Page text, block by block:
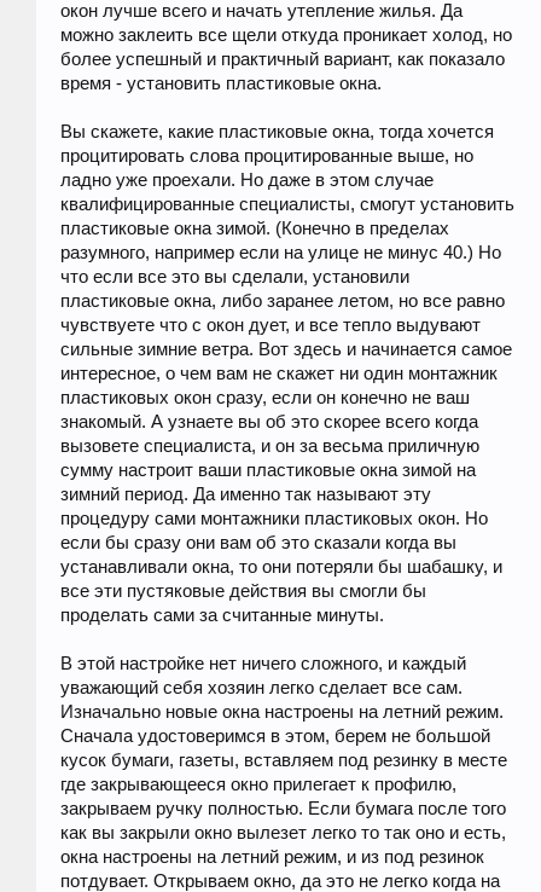
окон лучше всего и начать утепление жилья. Да
можно заклеить все щели откуда проникает холод, но
более успешный и практичный вариант, как показало
время - установить пластиковые окна.
Вы скажете, какие пластиковые окна, тогда хочется
процитировать слова процитированные выше, но
ладно уже проехали. Но даже в этом случае
квалифицированные специалисты, смогут установить
пластиковые окна зимой. (Конечно в пределах
разумного, например если на улице не минус 40.) Но
что если все это вы сделали, установили
пластиковые окна, либо заранее летом, но все равно
чувствуете что с окон дует, и все тепло выдувают
сильные зимние ветра. Вот здесь и начинается самое
интересное, о чем вам не скажет ни один монтажник
пластиковых окон сразу, если он конечно не ваш
знакомый. А узнаете вы об это скорее всего когда
вызовете специалиста, и он за весьма приличную
сумму настроит ваши пластиковые окна зимой на
зимний период. Да именно так называют эту
процедуру сами монтажники пластиковых окон. Но
если бы сразу они вам об это сказали когда вы
устанавливали окна, то они потеряли бы шабашку, и
все эти пустяковые действия вы смогли бы
проделать сами за считанные минуты.
В этой настройке нет ничего сложного, и каждый
уважающий себя хозяин легко сделает все сам.
Изначально новые окна настроены на летний режим.
Сначала удостоверимся в этом, берем не большой
кусок бумаги, газеты, вставляем под резинку в месте
где закрывающееся окно прилегает к профилю,
закрываем ручку полностью. Если бумага после того
как вы закрыли окно вылезет легко то так оно и есть,
окна настроены на летний режим, и из под резинок
потдувает. Открываем окно, да это не легко когда на